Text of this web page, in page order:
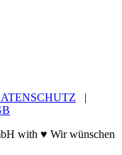
|
with ♥ Wir wünschen